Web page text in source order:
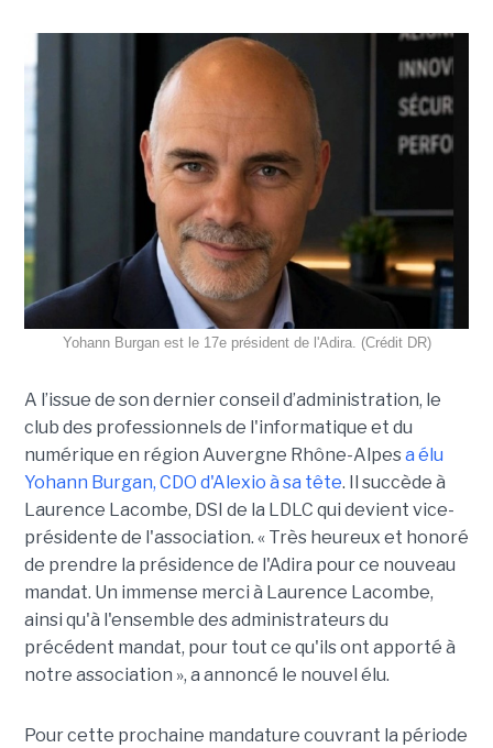
Yohann Burgan est le 17e président de l'Adira. (Crédit DR)
A l’issue de son dernier conseil d’administration, le
club des professionnels de l'informatique et du
numérique en région Auvergne Rhône-Alpesa élu
Yohann Burgan, CDO d'Alexio à sa tête. Il succède à
Laurence Lacombe, DSI de la LDLC qui devient vice-
présidente de l'association. « Très heureux et honoré
de prendre la présidence de l'Adira pour ce nouveau
mandat. Un immense merci à Laurence Lacombe,
ainsi qu'à l'ensemble des administrateurs du
précédent mandat, pour tout ce qu'ils ont apporté à
notre association », a annoncé le nouvel élu.
Pour cette prochaine mandature couvrant la période